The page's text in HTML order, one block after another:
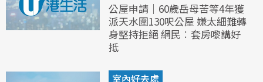
公屋申請｜60歲岳母苦等4年獲
派天水圍130呎公屋 嫌太細難轉
身堅持拒絕 網民︰套房嚟講好
抵
室內好去處